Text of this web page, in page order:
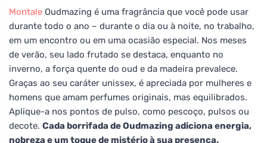
Montale Oudmazing é uma fragrância que você pode usar
durante todo o ano – durante o dia ou à noite, no trabalho,
em um encontro ou em uma ocasião especial. Nos meses
de verão, seu lado frutado se destaca, enquanto no
inverno, a força quente do oud e da madeira prevalece.
Graças ao seu caráter unissex, é apreciada por mulheres e
homens que amam perfumes originais, mas equilibrados.
Aplique-a nos pontos de pulso, como pescoço, pulsos ou
decote. Cada borrifada de Oudmazing adiciona energia,
nobreza e um toque de mistério à sua presença.